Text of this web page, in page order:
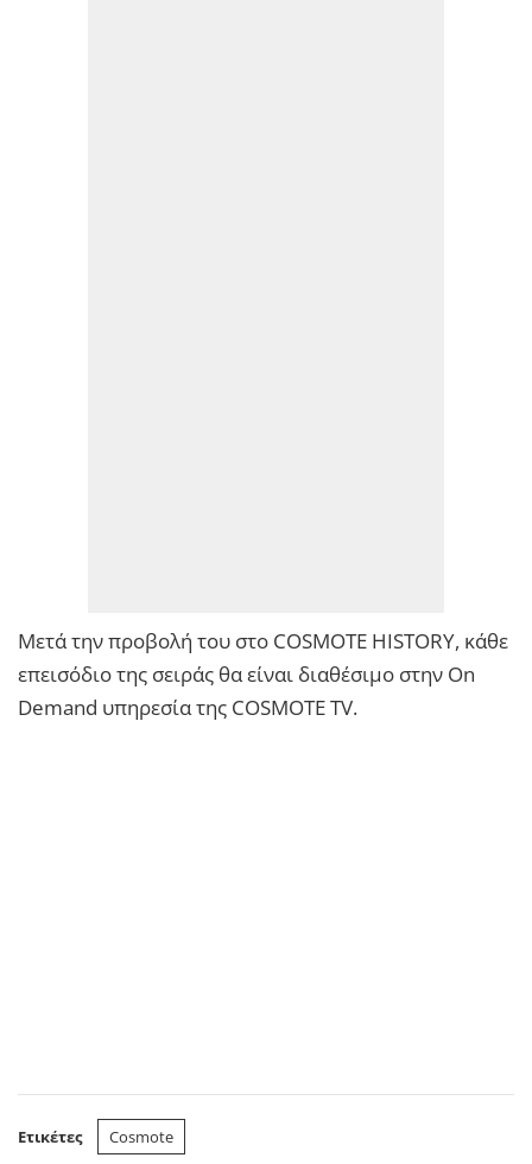
Μετά την προβολή του στο COSMOTE HISTORY, κάθε
επεισόδιο της σειράς θα είναι διαθέσιμο στην On
Demand υπηρεσία της COSMOTE TV.
Ετικέτες Cosmote